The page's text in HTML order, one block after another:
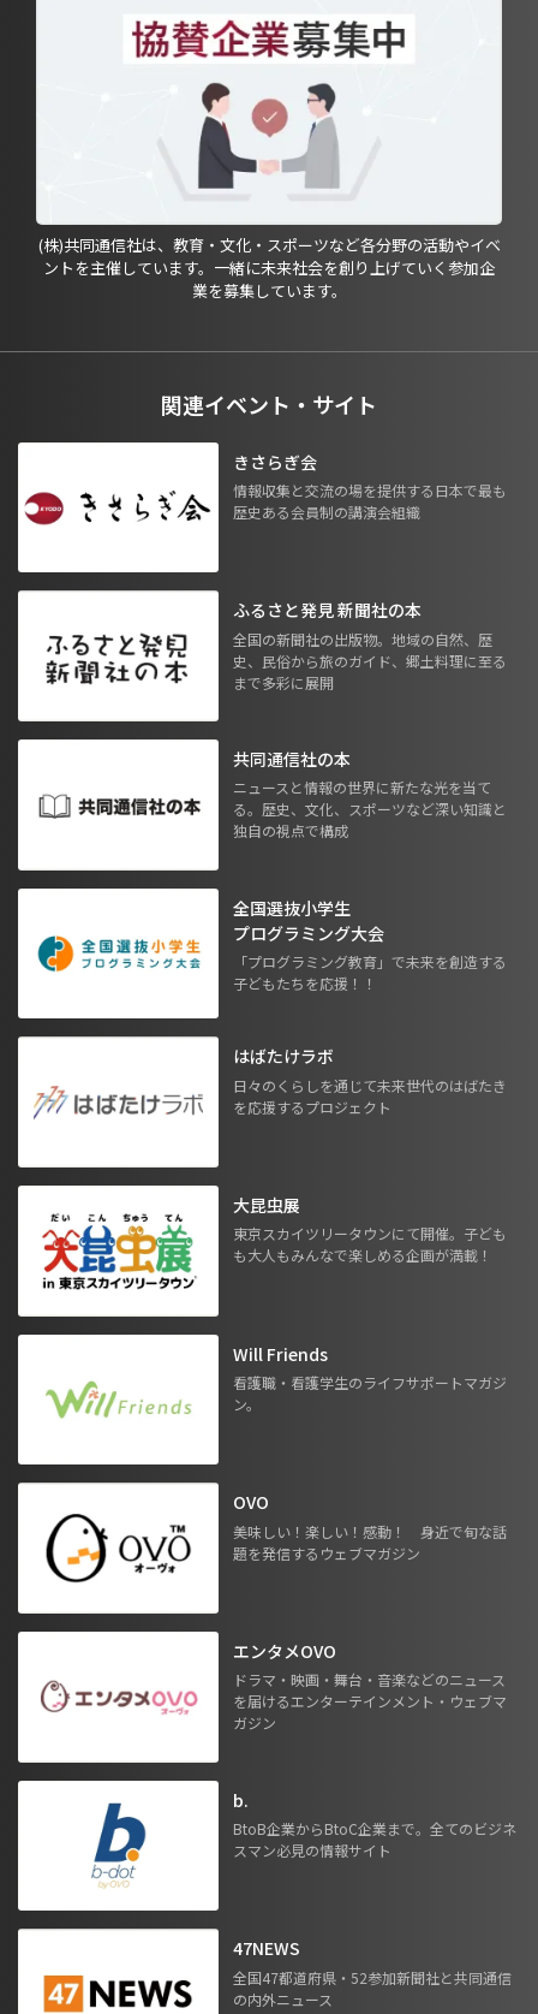
(株)共同通信社は、教育・文化・スポーツなど各分野の活動やイベ
ントを主催しています。一緒に未来社会を創り上げていく参加企
業を募集しています。
関連イベント・サイト
きさらぎ会
情報収集と交流の場を提供する日本で最も
歴史ある会員制の講演会組織
ふるさと発見 新聞社の本
全国の新聞社の出版物。地域の自然、歴
史、民俗から旅のガイド、郷土料理に至る
まで多彩に展開
共同通信社の本
ニュースと情報の世界に新たな光を当て
る。歴史、文化、スポーツなど深い知識と
独自の視点で構成
全国選抜小学生
プログラミング大会
「プログラミング教育」で未来を創造する
子どもたちを応援！！
はばたけラボ
日々のくらしを通じて未来世代のはばたき
を応援するプロジェクト
大昆虫展
東京スカイツリータウンにて開催。子ども
も大人もみんなで楽しめる企画が満載！
Will Friends
看護職・看護学生のライフサポートマガジ
ン。
OVO
美味しい！楽しい！感動！ 身近で旬な話
題を発信するウェブマガジン
エンタメOVO
ドラマ・映画・舞台・音楽などのニュース
を届けるエンターテインメント・ウェブマ
ガジン
b.
BtoB企業からBtoC企業まで。全てのビジネ
スマン必見の情報サイト
47NEWS
全国47都道府県・52参加新聞社と共同通信
の内外ニュース